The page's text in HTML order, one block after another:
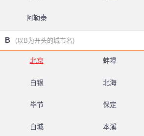
阿勒泰
B (以B为开头的城市名)
北京 蚌埠
白银 北海
毕节 保定
白城 本溪